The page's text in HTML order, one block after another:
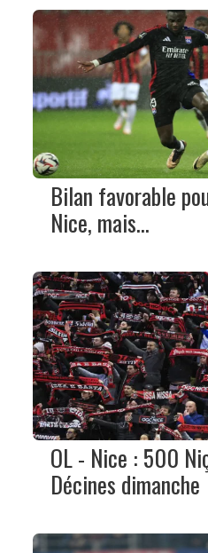
Bilan favorable
Nice, mais...
OL - Nice : 500
Décines dimanche